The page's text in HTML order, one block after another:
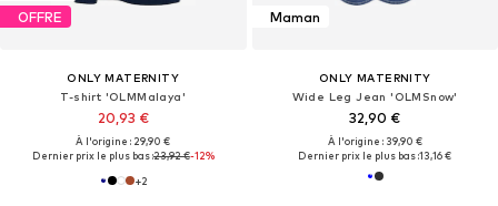
OFFRE
ONLY MATERNITY
T-shirt 'OLMMalaya'
20,93 €
À l'origine : 29,90 €
Dernier prix le plus bas :23,92 €-12%
+2
Maman
ONLY MATERNITY
Wide Leg Jean 'OLMSnow'
32,90 €
À l'origine : 39,90 €
Dernier prix le plus bas :13,16 €